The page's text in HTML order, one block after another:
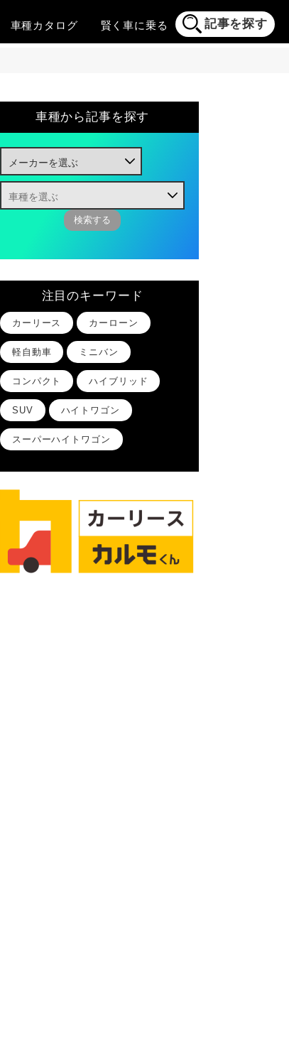
車種カタログ 賢く車に乗る 記事を探す
車種から記事を探す
注目のキーワード
カーリース カーローン
軽自動車 ミニバン
コンパクト ハイブリッド
SUV ハイトワゴン
スーパーハイトワゴン